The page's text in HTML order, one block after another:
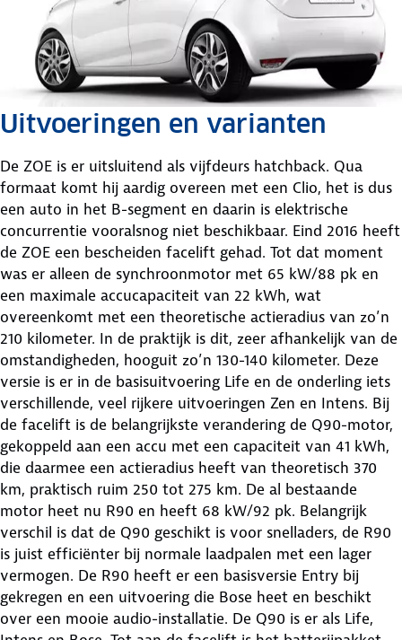
Uitvoeringen en varianten
De ZOE is er uitsluitend als vijfdeurs hatchback. Qua
formaat komt hij aardig overeen met een Clio, het is dus
een auto in het B-segment en daarin is elektrische
concurrentie vooralsnog niet beschikbaar. Eind 2016 heeft
de ZOE een bescheiden facelift gehad. Tot dat moment
was er alleen de synchroonmotor met 65 kW/88 pk en
een maximale accucapaciteit van 22 kWh, wat
overeenkomt met een theoretische actieradius van zo’n
210 kilometer. In de praktijk is dit, zeer afhankelijk van de
omstandigheden, hooguit zo’n 130-140 kilometer. Deze
versie is er in de basisuitvoering Life en de onderling iets
verschillende, veel rijkere uitvoeringen Zen en Intens. Bij
de facelift is de belangrijkste verandering de Q90-motor,
gekoppeld aan een accu met een capaciteit van 41 kWh,
die daarmee een actieradius heeft van theoretisch 370
km, praktisch ruim 250 tot 275 km. De al bestaande
motor heet nu R90 en heeft 68 kW/92 pk. Belangrijk
verschil is dat de Q90 geschikt is voor snelladers, de R90
is juist efficiënter bij normale laadpalen met een lager
vermogen. De R90 heeft er een basisversie Entry bij
gekregen en een uitvoering die Bose heet en beschikt
over een mooie audio-installatie. De Q90 is er als Life,